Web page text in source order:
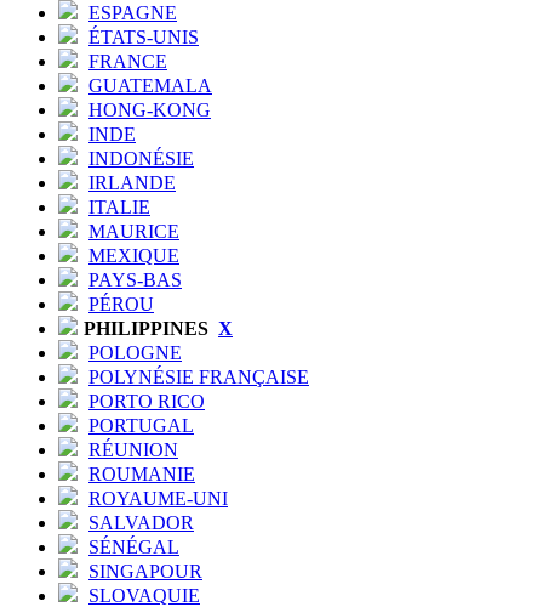
ESPAGNE
ÉTATS-UNIS
FRANCE
GUATEMALA
HONG-KONG
INDE
INDONÉSIE
IRLANDE
ITALIE
MAURICE
MEXIQUE
PAYS-BAS
PÉROU
PHILIPPINES X
POLOGNE
POLYNÉSIE FRANÇAISE
PORTO RICO
PORTUGAL
RÉUNION
ROUMANIE
ROYAUME-UNI
SALVADOR
SÉNÉGAL
SINGAPOUR
SLOVAQUIE